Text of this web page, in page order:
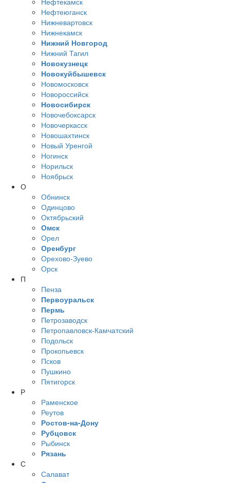
Нефтеюганск
Нижневартовск
Нижнекамск
Нижний Новгород
Нижний Тагил
Новокузнецк
Новокуйбышевск
Новомосковск
Новороссийск
Новосибирск
Новочебоксарск
Новочеркасск
Новошахтинск
Новый Уренгой
Ногинск
Норильск
Ноябрьск
О
Обнинск
Одинцово
Октябрьский
Омск
Орел
Оренбург
Орехово-Зуево
Орск
П
Пенза
Первоуральск
Пермь
Петрозаводск
Петропавловск-Камчатский
Подольск
Прокопьевск
Псков
Пушкино
Пятигорск
Р
Раменское
Реутов
Ростов-на-Дону
Рубцовск
Рыбинск
Рязань
С
Салават